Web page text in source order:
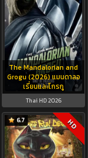
The Mandalorian and
Grogu (2026) แมนดาลอ
เรี่ยนและโกรกู
Thai HD 2026
6.7 HD